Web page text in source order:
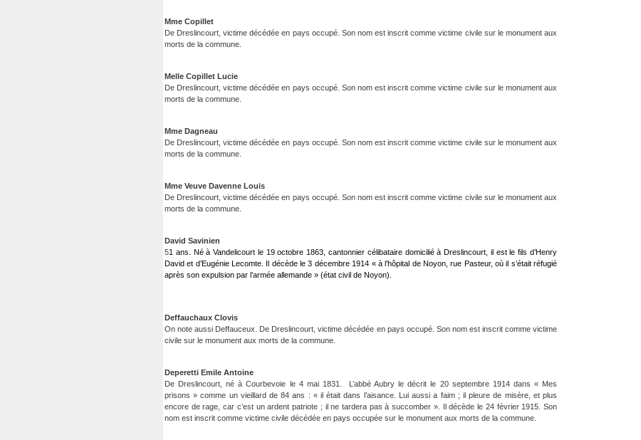
Mme Copillet
De Dreslincourt, victime décédée en pays occupé. Son nom est inscrit comme victime civile sur le monument aux
morts de la commune.
Melle Copillet Lucie
De Dreslincourt, victime décédée en pays occupé. Son nom est inscrit comme victime civile sur le monument aux
morts de la commune.
Mme Dagneau
De Dreslincourt, victime décédée en pays occupé. Son nom est inscrit comme victime civile sur le monument aux
morts de la commune.
Mme Veuve Davenne Louis
De Dreslincourt, victime décédée en pays occupé. Son nom est inscrit comme victime civile sur le monument aux
morts de la commune.
David Savinien
51 ans. Né à Vandelicourt le 19 octobre 1863, cantonnier célibataire domicilié à Dreslincourt, il est le fils d’Henry
David et d’Eugénie Lecomte. Il décède le 3 décembre 1914 « à l’hôpital de Noyon, rue Pasteur, où il s’était réfugié
après son expulsion par l’armée allemande » (état civil de Noyon).
Deffauchaux Clovis
On note aussi Deffauceux. De Dreslincourt, victime décédée en pays occupé. Son nom est inscrit comme victime
civile sur le monument aux morts de la commune.
Deperetti Emile Antoine
De Dreslincourt, né à Courbevoie le 4 mai 1831. L’abbé Aubry le décrit le 20 septembre 1914 dans « Mes
prisons » comme un vieillard de 84 ans : « il était dans l’aisance. Lui aussi a faim ; il pleure de misère, et plus
encore de rage, car c’est un ardent patriote ; il ne tardera pas à succomber ». Il décède le 24 février 1915. Son
nom est inscrit comme victime civile décédée en pays occupée sur le monument aux morts de la commune.